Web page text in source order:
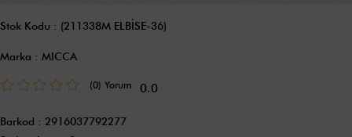
Stok Kodu (211338M ELBİSE-36)
Marka : MICCA
(0) 0.0
Barkod : 2916037792277